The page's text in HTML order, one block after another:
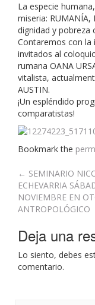
La especie
miseria: RUMANÍA,
dignidad y pobreza
Contaremos con la
invitados al
rumana OANA
vitalista,
AUSTIN.
¡Un espléndido
comparatistas!
Bookmark the
Post
← SEMINARIO
ECHEVARRIA
NOVIEMBRE EN
ANTROPOLÓGICO
Deja una
Lo siento, debes
comentario.